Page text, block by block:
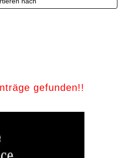
gefunden!!